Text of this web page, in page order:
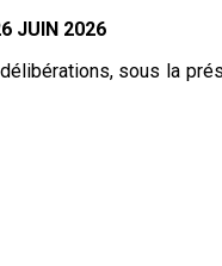
JUIN 2026
sous la